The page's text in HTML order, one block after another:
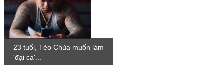
23 tuổi, Tèo Chùa muốn làm
'đại ca'...